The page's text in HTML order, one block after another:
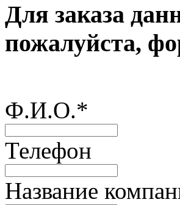
Для заказа
пожалуйста,
Ф.И.О.*
Телефон
Название